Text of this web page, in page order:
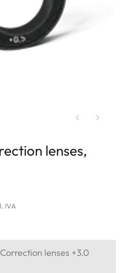
lenses,
IVA
lenses +3.0